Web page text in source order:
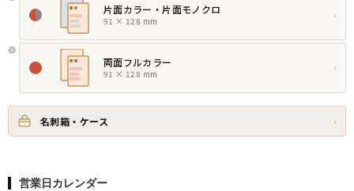
片面カラー・片面モノクロ
91 × 128 mm
›
両面フルカラー
91 × 128 mm
›
名刺箱・ケース ›
営業日カレンダー